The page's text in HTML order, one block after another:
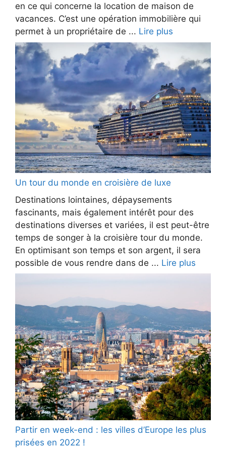
en ce qui concerne la location de maison de
vacances. C’est une opération immobilière qui
permet à un propriétaire de ... Lire plus
Un tour du monde en croisière de luxe
Destinations lointaines, dépaysements
fascinants, mais également intérêt pour des
destinations diverses et variées, il est peut-être
temps de songer à la croisière tour du monde.
En optimisant son temps et son argent, il sera
possible de vous rendre dans de ... Lire plus
Partir en week-end : les villes d’Europe les plus
prisées en 2022 !